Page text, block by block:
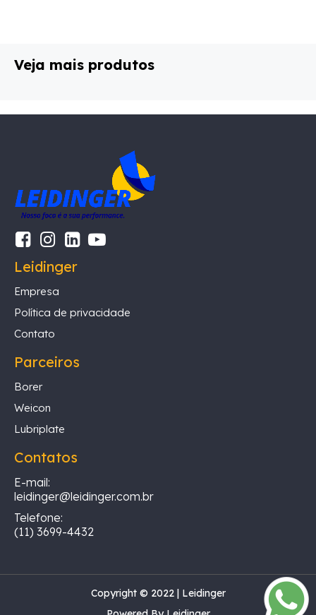
Veja mais produtos
Leidinger
Empresa
Política de privacidade
Contato
Parceiros
Borer
Weicon
Lubriplate
Contatos
E-mail:
leidinger@leidinger.com.br
Telefone:
(11) 3699-4432
Copyright © 2022 | Leidinger